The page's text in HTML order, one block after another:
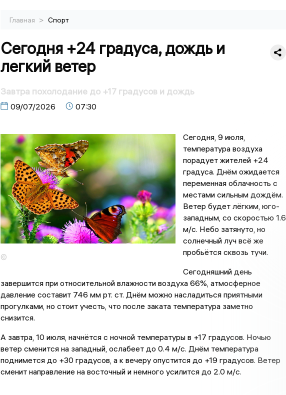
Главная > Спорт
Сегодня +24 градуса, дождь и
легкий ветер
Завтра похолодание до +17 градусов и дождь
09/07/2026 07:30
©
Сегодня, 9 июля,
температура воздуха
порадует жителей +24
градуса. Днём ожидается
переменная облачность с
местами сильным дождём.
Ветер будет лёгким, юго-
западным, со скоростью 1.6
м/с. Небо затянуто, но
солнечный луч всё же
пробьётся сквозь тучи.
Сегодняшний день
завершится при относительной влажности воздуха 66%, атмосферное
давление составит 746 мм рт. ст. Днём можно насладиться приятными
прогулками, но стоит учесть, что после заката температура заметно
снизится.
А завтра, 10 июля, начнётся с ночной температуры в +17 градусов. Ночью
ветер сменится на западный, ослабеет до 0.4 м/с. Днём температура
поднимется до +30 градусов, а к вечеру опустится до +19 градусов. Ветер
сменит направление на восточный и немного усилится до 2.0 м/с.